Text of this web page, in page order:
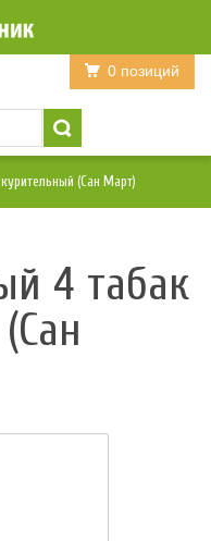
Войти Регистрация
0 позиций
(Сан Март)
4 табак